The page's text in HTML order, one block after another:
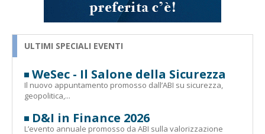
ULTIMI SPECIALI EVENTI
WeSec - Il Salone della Sicurezza
Il nuovo appuntamento promosso dall’ABI su sicurezza,
geopolitica,...
D&I in Finance 2026
L’evento annuale promosso da ABI sulla valorizzazione